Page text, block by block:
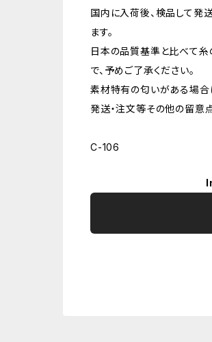
国内に入荷後、検品して発
ます。
日本の品質基準と比べて
で、予めご了承ください。
素材特有の匂いがある場合
発送・注文等その他の留意
C-106